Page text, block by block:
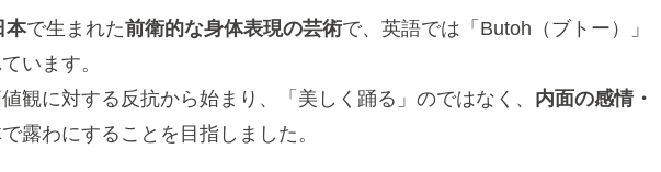
本で生まれた前衛的な身体表現の芸術で、英語では「Butoh（ブトー）」
います。
観に対する反抗から始まり、「美しく踊る」のではなく、 内面の感情・
露わにすることを目指しました。